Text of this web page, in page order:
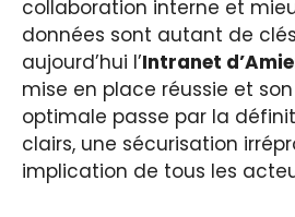
collaboration interne et
données sont autant de
aujourd’hui l’Intranet
mise en place réussie et
optimale passe par la
clairs, une sécurisation
implication de tous les